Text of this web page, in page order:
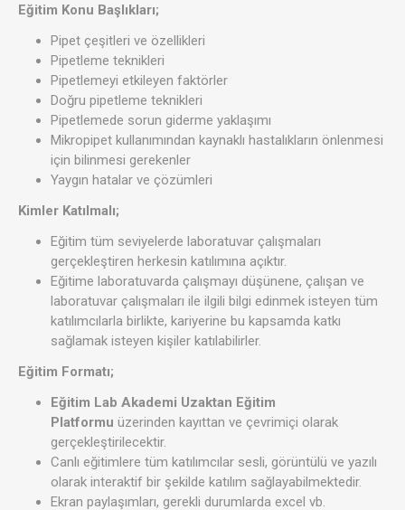
Eğitim Konu Başlıkları;
Pipet çeşitleri ve özellikleri
Pipetleme teknikleri
Pipetlemeyi etkileyen faktörler
Doğru pipetleme teknikleri
Pipetlemede sorun giderme yaklaşımı
Mikropipet kullanımından kaynaklı hastalıkların önlenmesi
için bilinmesi gerekenler
Yaygın hatalar ve çözümleri
Kimler Katılmalı;
Eğitim tüm seviyelerde laboratuvar çalışmaları
gerçekleştiren herkesin katılımına açıktır.
Eğitime laboratuvarda çalışmayı düşünene, çalışan ve
laboratuvar çalışmaları ile ilgili bilgi edinmek isteyen tüm
katılımcılarla birlikte, kariyerine bu kapsamda katkı
sağlamak isteyen kişiler katılabilirler.
Eğitim Formatı;
Eğitim Lab Akademi Uzaktan Eğitim
Platformu üzerinden kayıttan ve çevrimiçi olarak
gerçekleştirilecektir.
Canlı eğitimlere tüm katılımcılar sesli, görüntülü ve yazılı
olarak interaktif bir şekilde katılım sağlayabilmektedir.
Ekran paylaşımları, gerekli durumlarda excel vb.